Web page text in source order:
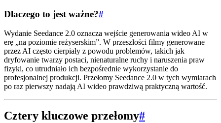
Dlaczego to jest ważne?#
Wydanie Seedance 2.0 oznacza wejście generowania wideo AI w
erę „na poziomie reżyserskim”. W przeszłości filmy generowane
przez AI często cierpiały z powodu problemów, takich jak
dryfowanie twarzy postaci, nienaturalne ruchy i naruszenia praw
fizyki, co utrudniało ich bezpośrednie wykorzystanie do
profesjonalnej produkcji. Przełomy Seedance 2.0 w tych wymiarach
po raz pierwszy nadają AI wideo prawdziwą praktyczną wartość.
Cztery kluczowe przełomy#